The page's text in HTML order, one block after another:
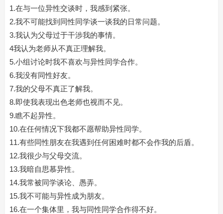
1.在与一位异性交谈时，我感到紧张。
2.我不可能找到同性同学谈一谈我的日常问题。
3.我认为父母过于干涉我的事情。
4我认为老师从不真正理解我。
5.小组讨论时我不喜欢与异性同学合作。
6.我没有同性好友。
7.我的父母不真正了解我。
8.即使我表现出色老师也视而不见。
9.瞧不起异性。
10.在任何情况下我都不愿帮助异性同学。
11.有些同性朋友在我遇到任何困难时都不会作我的后盾。
12.我很少与父母交流。
13.我暗自思慕异性。
14.我常被同学谈论、愚弄。
15.我不可能与异性成为朋友。
16.在一个集体里，我与同性同学合作得不好。